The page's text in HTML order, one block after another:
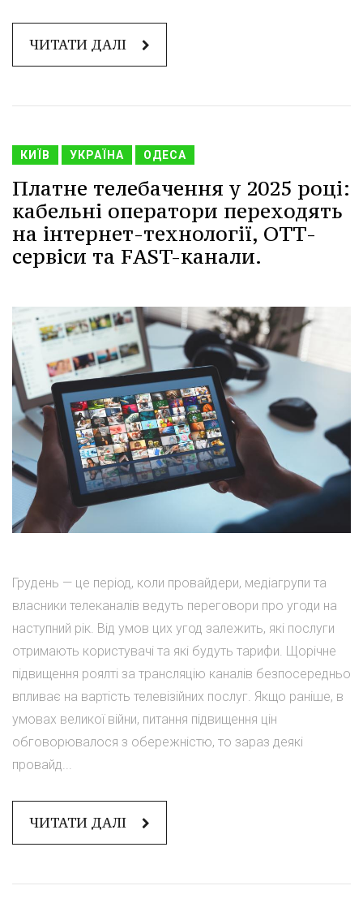
ЧИТАТИ ДАЛІ
КИЇВ УКРАЇНА ОДЕСА
Платне телебачення у 2025 році:
кабельні оператори переходять
на інтернет-технології, OТТ-
сервіси та FAST-канали.
Грудень — це період, коли провайдери, медіагрупи та
власники телеканалів ведуть переговори про угоди на
наступний рік. Від умов цих угод залежить, які послуги
отримають користувачі та які будуть тарифи. Щорічне
підвищення роялті за трансляцію каналів безпосередньо
впливає на вартість телевізійних послуг. Якщо раніше, в
умовах великої війни, питання підвищення цін
обговорювалося з обережністю, то зараз деякі
провайд...
ЧИТАТИ ДАЛІ